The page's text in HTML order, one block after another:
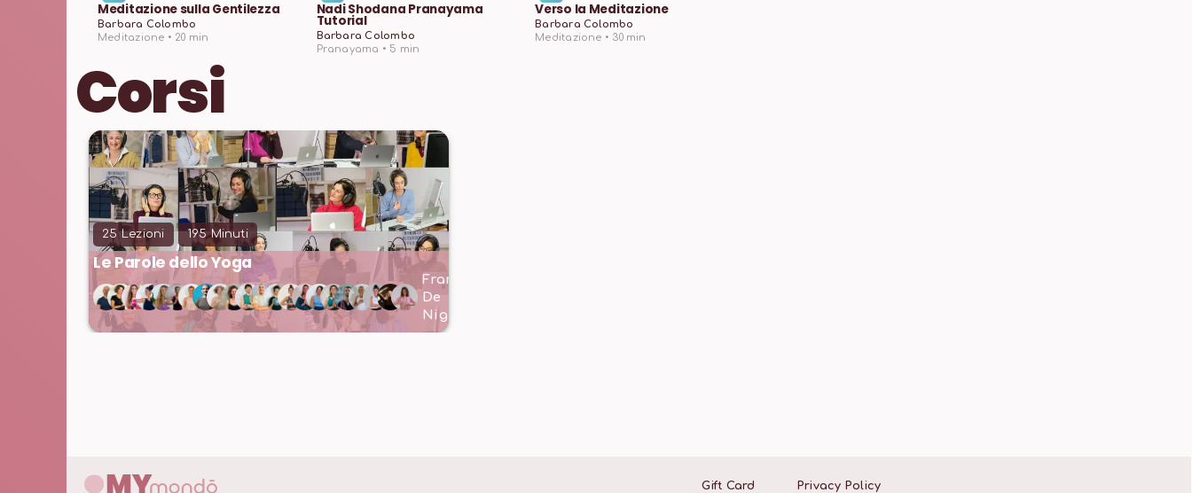
Meditazione sulla Gentilezza
Barbara Colombo
Meditazione • 20 min
Nadi Shodana Pranayama
Tutorial
Barbara Colombo
Pranayama • 5 min
Verso la Meditazione
Barbara Colombo
Meditazione • 30min
Corsi
25 Lezioni 195 Minuti
Le Parole dello Yoga
Francesco
De
Nigris
Gift Card Privacy Policy